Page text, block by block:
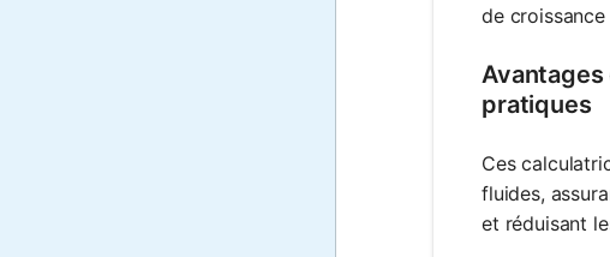
de
Avantages
pratiques
Ces
fluides,
et réduisant